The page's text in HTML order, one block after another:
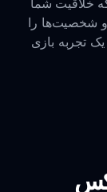
خلاقیت شما
شخصیت‌ها را
تجربه بازی